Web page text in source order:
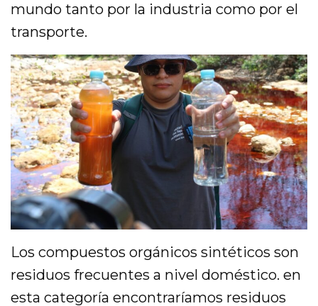
mundo tanto por la industria como por el
transporte.
Los compuestos orgánicos sintéticos son
residuos frecuentes a nivel doméstico. en
esta categoría encontraríamos residuos